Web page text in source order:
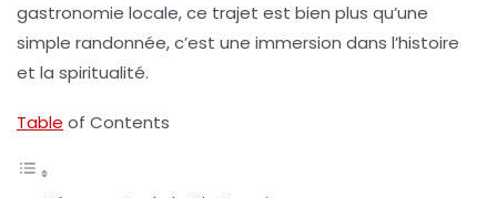
gastronomie locale, ce trajet est bien plus qu’une
simple randonnée, c’est une immersion dans l’histoire
et la spiritualité.
Table of Contents